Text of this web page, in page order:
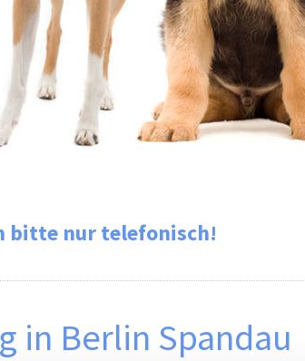
bitte nur telefonisch!
in Berlin Spandau